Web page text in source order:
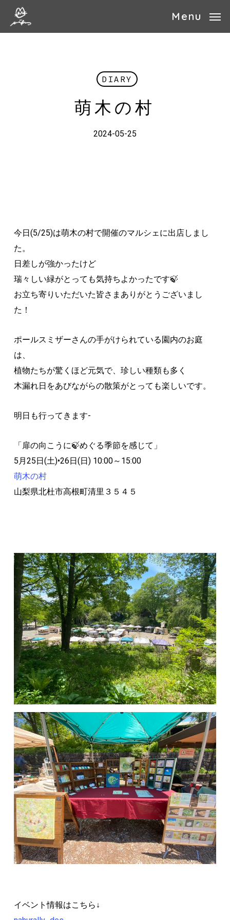
Menu
DIARY
萌木の村
2024-05-25
今日(5/25)は萌木の村で開催のマルシェに出店しまし
た。
日差しが強かったけど
瑞々しい緑がとっても気持ちよかったです🍃
お立ち寄りいただいた皆さまありがとうございまし
た！
ポールスミザーさんの手がけられている園内のお庭
は、
植物たちが驚くほど元気で、珍しい種類も多く
木漏れ日をあびながらの散策がとっても楽しいです。
明日も行ってきます-
「扉の向こうに🍃めぐる季節を感じて」
5月25日(土)•26日(日) 10:00～15:00
萌木の村
山梨県北杜市高根町清里３５４５
イベント情報はこちら↓